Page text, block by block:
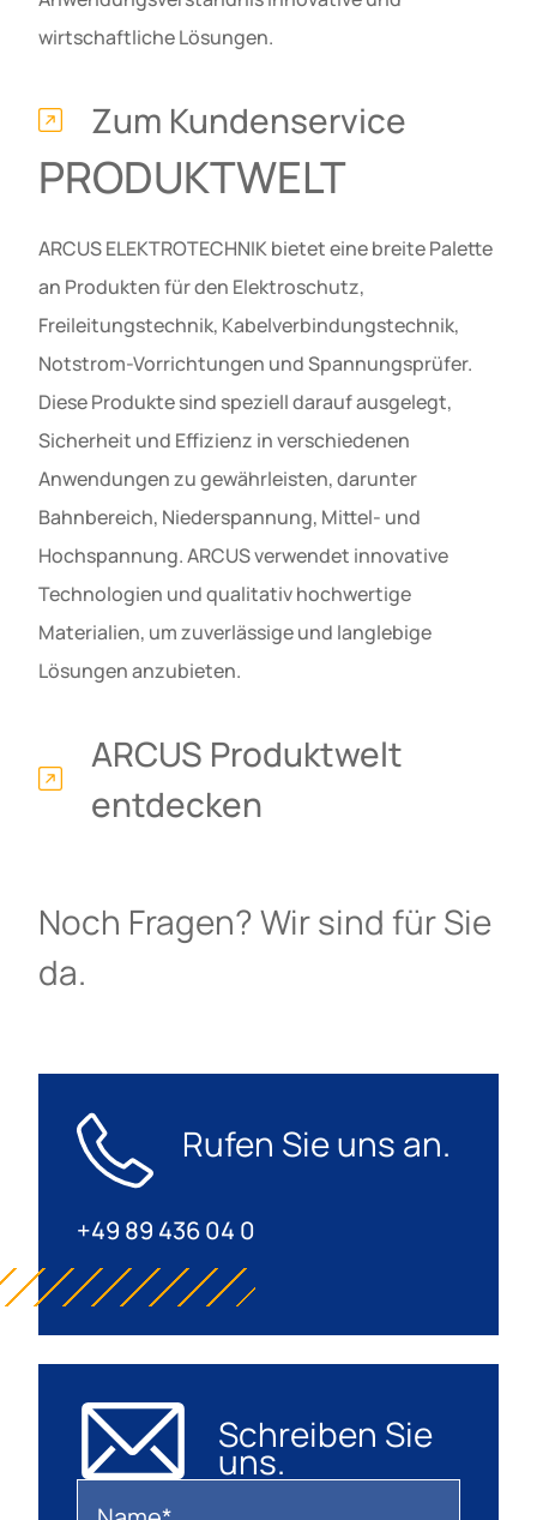
wirtschaftliche Lösungen.
Zum Kundenservice
PRODUKTWELT
ARCUS ELEKTROTECHNIK bietet eine breite Palette
an Produkten für den Elektroschutz,
Freileitungstechnik, Kabelverbindungstechnik,
Notstrom-Vorrichtungen und Spannungsprüfer.
Diese Produkte sind speziell darauf ausgelegt,
Sicherheit und Effizienz in verschiedenen
Anwendungen zu gewährleisten, darunter
Bahnbereich, Niederspannung, Mittel- und
Hochspannung. ARCUS verwendet innovative
Technologien und qualitativ hochwertige
Materialien, um zuverlässige und langlebige
Lösungen anzubieten.
ARCUS Produktwelt
entdecken
Noch Fragen? Wir sind für Sie
da.
Rufen Sie uns an.
+49 89 436 04 0
Schreiben Sie
uns.